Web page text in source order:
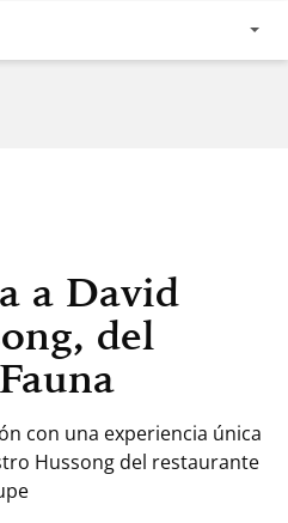
a David
del
con una experiencia única
Hussong del restaurante